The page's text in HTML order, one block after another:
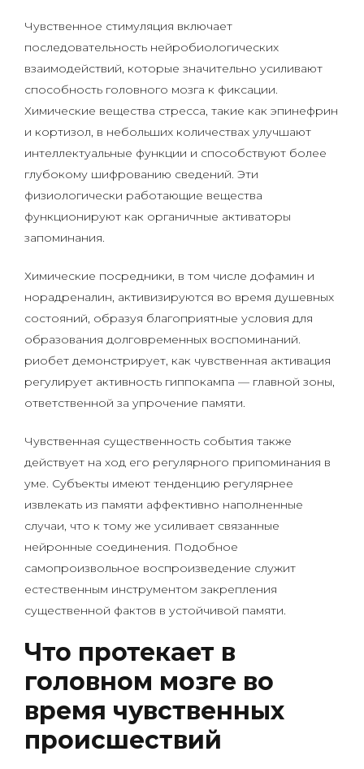
Чувственное стимуляция включает
последовательность нейробиологических
взаимодействий, которые значительно усиливают
способность головного мозга к фиксации.
Химические вещества стресса, такие как эпинефрин
и кортизол, в небольших количествах улучшают
интеллектуальные функции и способствуют более
глубокому шифрованию сведений. Эти
физиологически работающие вещества
функционируют как органичные активаторы
запоминания.
Химические посредники, в том числе дофамин и
норадреналин, активизируются во время душевных
состояний, образуя благоприятные условия для
образования долговременных воспоминаний.
риобет демонстрирует, как чувственная активация
регулирует активность гиппокампа — главной зоны,
ответственной за упрочение памяти.
Чувственная существенность события также
действует на ход его регулярного припоминания в
уме. Субъекты имеют тенденцию регулярнее
извлекать из памяти аффективно наполненные
случаи, что к тому же усиливает связанные
нейронные соединения. Подобное
самопроизвольное воспроизведение служит
естественным инструментом закрепления
существенной фактов в устойчивой памяти.
Что протекает в
головном мозге во
время чувственных
происшествий